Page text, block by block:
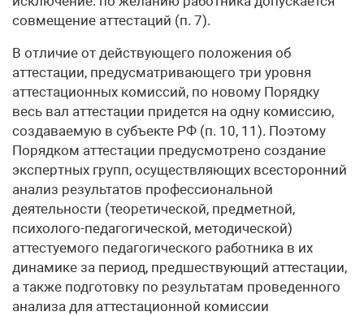
совмещение аттестаций (п. 7).
В отличие от действующего положения об
аттестации, предусматривающего три уровня
аттестационных комиссий, по новому Порядку
весь вал аттестации придется на одну комиссию,
создаваемую в субъекте РФ (п. 10, 11). Поэтому
Порядком аттестации предусмотрено создание
экспертных групп, осуществляющих всесторонний
анализ результатов профессиональной
деятельности (теоретической, предметной,
психолого-педагогической, методической)
аттестуемого педагогического работника в их
динамике за период, предшествующий аттестации,
а также подготовку по результатам проведенного
анализа для аттестационной комиссии